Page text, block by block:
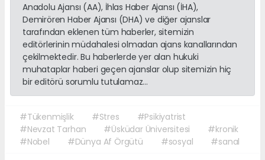
Anadolu Ajansı (AA), İhlas Haber Ajansı (İHA),
Demirören Haber Ajansı (DHA) ve diğer ajanslar
tarafından eklenen tüm haberler, sitemizin
editörlerinin müdahalesi olmadan ajans kanallarından
çekilmektedir. Bu haberlerde yer alan hukuki
muhataplar haberi geçen ajanslar olup sitemizin hiç
bir editörü sorumlu tutulamaz...
#Tükenmişlik #Stres
#Psikiyatrist
#Nevzat Tarhan
#Üsküdar Üniversitesi
#kronik
#Nobel
#Dünya Af Örgütü #sosyal #sanal